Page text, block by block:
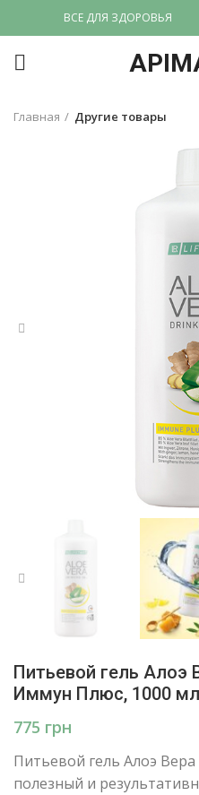
ВСЕ ДЛЯ ЗДОРОВЬЯ
Главная Другие товары
Питьевой гель Алоэ
Иммун Плюс, 1000 мл
грн
Питьевой гель Алоэ
полезный и